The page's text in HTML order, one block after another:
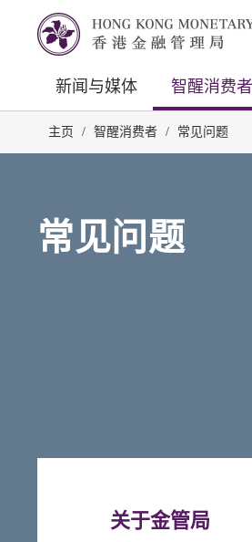
新闻与媒体 智醒消费者
主页 / 智醒消费者 / 常见问题
常见问题
关于金管局